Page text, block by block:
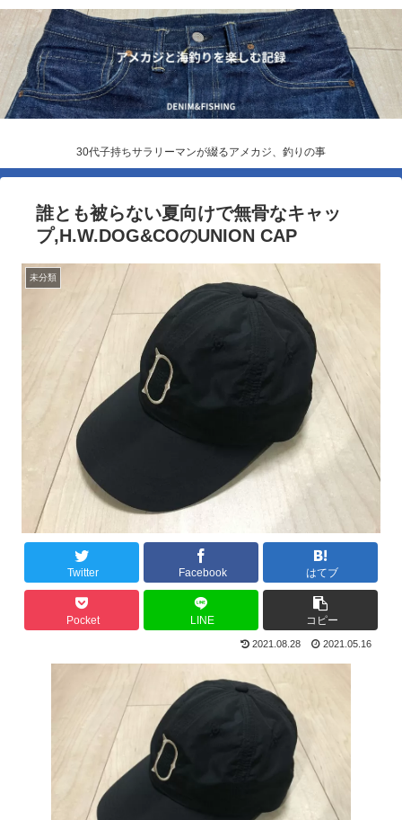
30代子持ちサラリーマンが綴るアメカジ、釣りの事
誰とも被らない夏向けで無骨なキャッ
プ,H.W.DOG&COのUNION CAP
未分類
Twitter Facebook はてブ
Pocket LINE コピー
2021.08.28 2021.05.16